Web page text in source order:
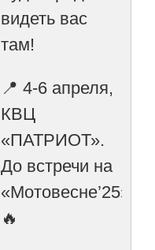
видеть вас
там!
📍 4-6 апреля,
КВЦ
«ПАТРИОТ».
До встречи на
«Мотовесне’25»!
🔥